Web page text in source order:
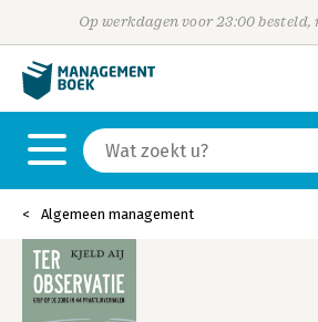
Op werkdagen voor 23:00
Algemeen management